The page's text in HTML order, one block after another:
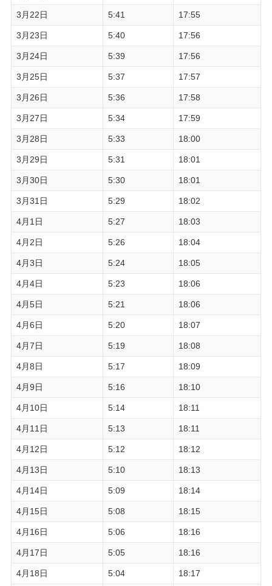
3月22日 5:41 17:55
3月23日 5:40 17:56
3月24日 5:39 17:56
3月25日 5:37 17:57
3月26日 5:36 17:58
3月27日 5:34 17:59
3月28日 5:33 18:00
3月29日 5:31 18:01
3月30日 5:30 18:01
3月31日 5:29 18:02
4月1日 5:27 18:03
4月2日 5:26 18:04
4月3日 5:24 18:05
4月4日 5:23 18:06
4月5日 5:21 18:06
4月6日 5:20 18:07
4月7日 5:19 18:08
4月8日 5:17 18:09
4月9日 5:16 18:10
4月10日 5:14 18:11
4月11日 5:13 18:11
4月12日 5:12 18:12
4月13日 5:10 18:13
4月14日 5:09 18:14
4月15日 5:08 18:15
4月16日 5:06 18:16
4月17日 5:05 18:16
4月18日 5:04 18:17